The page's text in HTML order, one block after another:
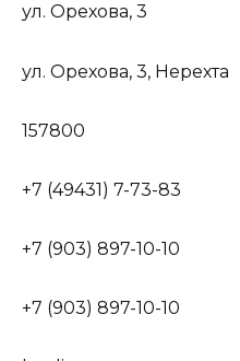
ул. Орехова, 3
ул. Орехова, 3, Нерехта
157800
+7 (49431) 7-73-83
+7 (903) 897-10-10
+7 (903) 897-10-10